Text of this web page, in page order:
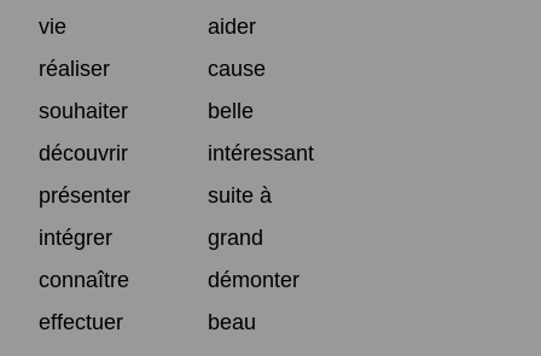
vie
aider
réaliser
cause
souhaiter
belle
découvrir
intéressant
présenter
suite à
intégrer
grand
connaître
démonter
effectuer
beau